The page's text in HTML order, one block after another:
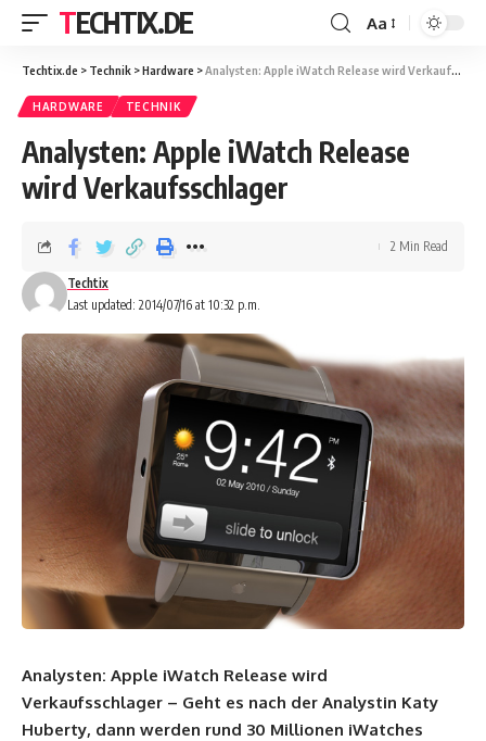
TECHTIX.DE Aa
Techtix.de > Technik >Hardware >Analysten: Apple iWatch Release wird Verkaufsschlager
HARDWARE TECHNIK
Analysten: Apple iWatch Release
wird Verkaufsschlager
Last updated: 2014/07/16 at 10:32 p.m.
Techtix
2 Min Read
Analysten: Apple iWatch Release wird
Verkaufsschlager – Geht es nach der Analystin Katy
Huberty, dann werden rund 30 Millionen iWatches